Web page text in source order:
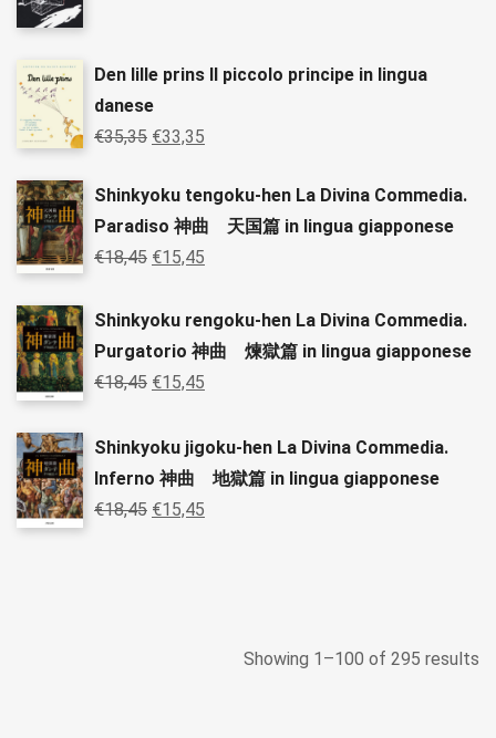
Den lille prins Il piccolo principe in lingua
danese
€35,35 €33,35
Shinkyoku tengoku-hen La Divina Commedia.
Paradiso 神曲 天国篇 in lingua giapponese
€18,45 €15,45
Shinkyoku rengoku-hen La Divina Commedia.
Purgatorio 神曲 煉獄篇 in lingua giapponese
€18,45 €15,45
Shinkyoku jigoku-hen La Divina Commedia.
Inferno 神曲 地獄篇 in lingua giapponese
€18,45 €15,45
Showing 1–100 of 295 results